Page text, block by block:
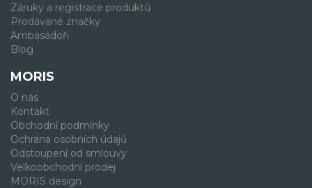
Záruky a registrace produktů
Prodávané značky
Ambasadoři
Blog
MORIS
O nás
Kontakt
Obchodní podmínky
Ochrana osobních údajů
Odstoupení od smlouvy
Velkoobchodní prodej
MORIS design